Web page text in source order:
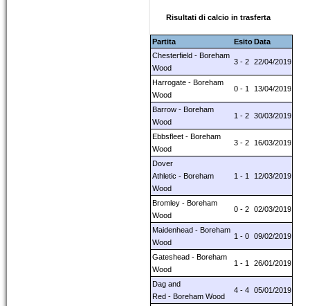
Risultati di calcio in trasferta
Partita EsitoData
Chesterfield - Boreham
Wood
3 - 2 22/04/2019
Harrogate - Boreham
Wood
0 - 1 13/04/2019
Barrow - Boreham
Wood
1 - 2 30/03/2019
Ebbsfleet - Boreham
Wood
3 - 2 16/03/2019
Dover
Athletic - Boreham
Wood
1 - 1 12/03/2019
Bromley - Boreham
Wood
0 - 2 02/03/2019
Maidenhead - Boreham
Wood
1 - 0 09/02/2019
Gateshead - Boreham
Wood
1 - 1 26/01/2019
Dag and
Red - Boreham Wood
4 - 4 05/01/2019